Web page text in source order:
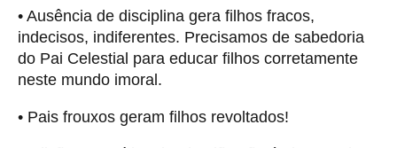
• Ausência de disciplina gera filhos fracos,
indecisos, indiferentes. Precisamos de sabedoria
do Pai Celestial para educar filhos corretamente
neste mundo imoral.
• Pais frouxos geram filhos revoltados!